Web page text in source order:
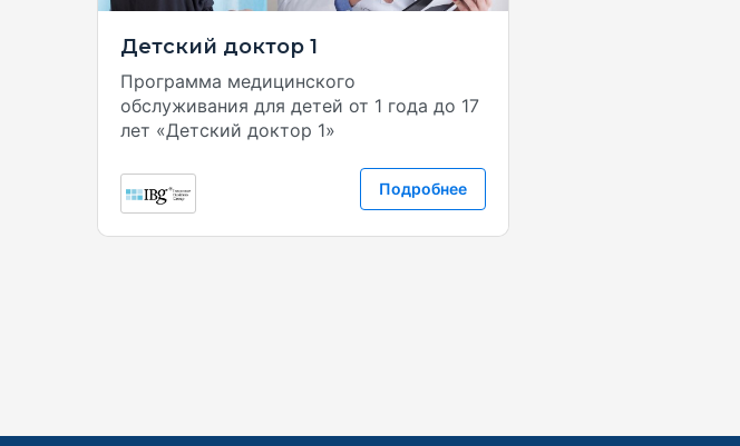
Детский доктор 1
Программа медицинского
обслуживания для детей от 1 года до 17
лет «Детский доктор 1»
Подробнее